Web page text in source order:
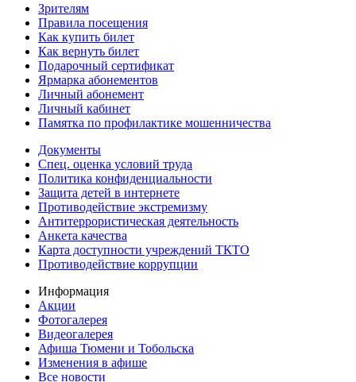
Зрителям
Правила посещения
Как купить билет
Как вернуть билет
Подарочный сертификат
Ярмарка абонементов
Личный абонемент
Личный кабинет
Памятка по профилактике мошенничества
Документы
Спец. оценка условий труда
Политика конфиденциальности
Защита детей в интернете
Противодействие экстремизму
Антитеррористическая деятельность
Анкета качества
Карта доступности учреждений ТКТО
Противодействие коррупции
Информация
Акции
Фотогалерея
Видеогалерея
Афиша Тюмени и Тобольска
Изменения в афише
Все новости